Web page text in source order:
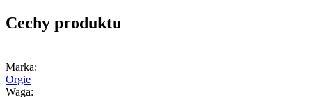
Cechy produktu
Marka:
Orgie
Waga: